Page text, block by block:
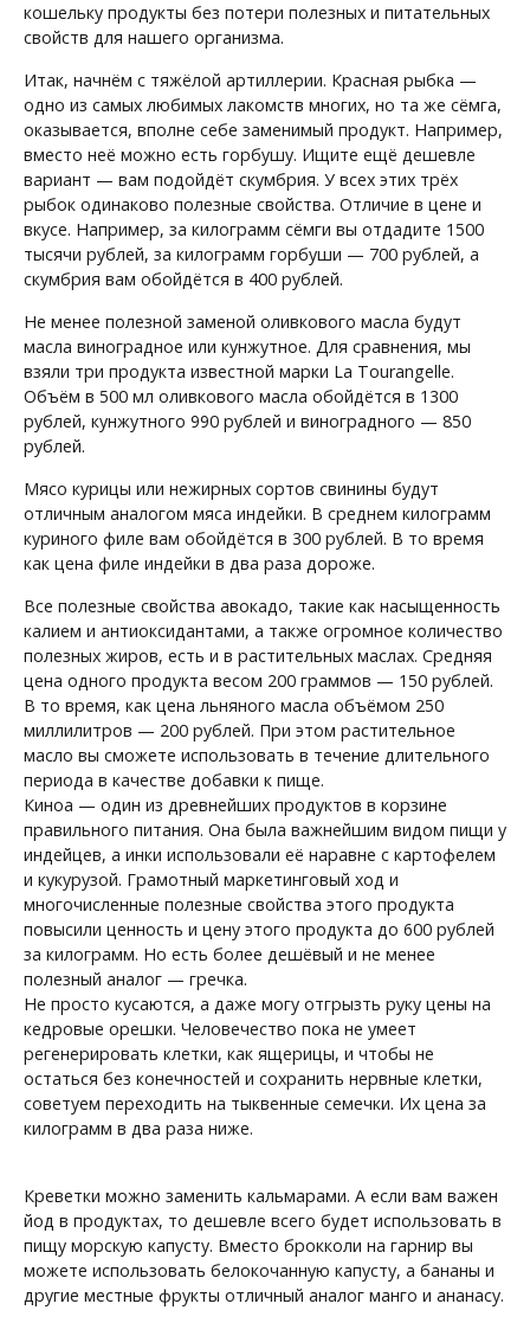
кошельку продукты без потери полезных и питательных
свойств для нашего организма.
Итак, начнём с тяжёлой артиллерии. Красная рыбка —
одно из самых любимых лакомств многих, но та же сёмга,
оказывается, вполне себе заменимый продукт. Например,
вместо неё можно есть горбушу. Ищите ещё дешевле
вариант — вам подойдёт скумбрия. У всех этих трёх
рыбок одинаково полезные свойства. Отличие в цене и
вкусе. Например, за килограмм сёмги вы отдадите 1500
тысячи рублей, за килограмм горбуши — 700 рублей, а
скумбрия вам обойдётся в 400 рублей.
Не менее полезной заменой оливкового масла будут
масла виноградное или кунжутное. Для сравнения, мы
взяли три продукта известной марки La Tourangelle.
Объём в 500 мл оливкового масла обойдётся в 1300
рублей, кунжутного 990 рублей и виноградного — 850
рублей.
Мясо курицы или нежирных сортов свинины будут
отличным аналогом мяса индейки. В среднем килограмм
куриного филе вам обойдётся в 300 рублей. В то время
как цена филе индейки в два раза дороже.
Все полезные свойства авокадо, такие как насыщенность
калием и антиоксидантами, а также огромное количество
полезных жиров, есть и в растительных маслах. Средняя
цена одного продукта весом 200 граммов — 150 рублей.
В то время, как цена льняного масла объёмом 250
миллилитров — 200 рублей. При этом растительное
масло вы сможете использовать в течение длительного
периода в качестве добавки к пище.
Киноа — один из древнейших продуктов в корзине
правильного питания. Она была важнейшим видом пищи у
индейцев, а инки использовали её наравне с картофелем
и кукурузой. Грамотный маркетинговый ход и
многочисленные полезные свойства этого продукта
повысили ценность и цену этого продукта до 600 рублей
за килограмм. Но есть более дешёвый и не менее
полезный аналог — гречка.
Не просто кусаются, а даже могу отгрызть руку цены на
кедровые орешки. Человечество пока не умеет
регенерировать клетки, как ящерицы, и чтобы не
остаться без конечностей и сохранить нервные клетки,
советуем переходить на тыквенные семечки. Их цена за
килограмм в два раза ниже.
Креветки можно заменить кальмарами. А если вам важен
йод в продуктах, то дешевле всего будет использовать в
пищу морскую капусту. Вместо брокколи на гарнир вы
можете использовать белокочанную капусту, а бананы и
другие местные фрукты отличный аналог манго и ананасу.